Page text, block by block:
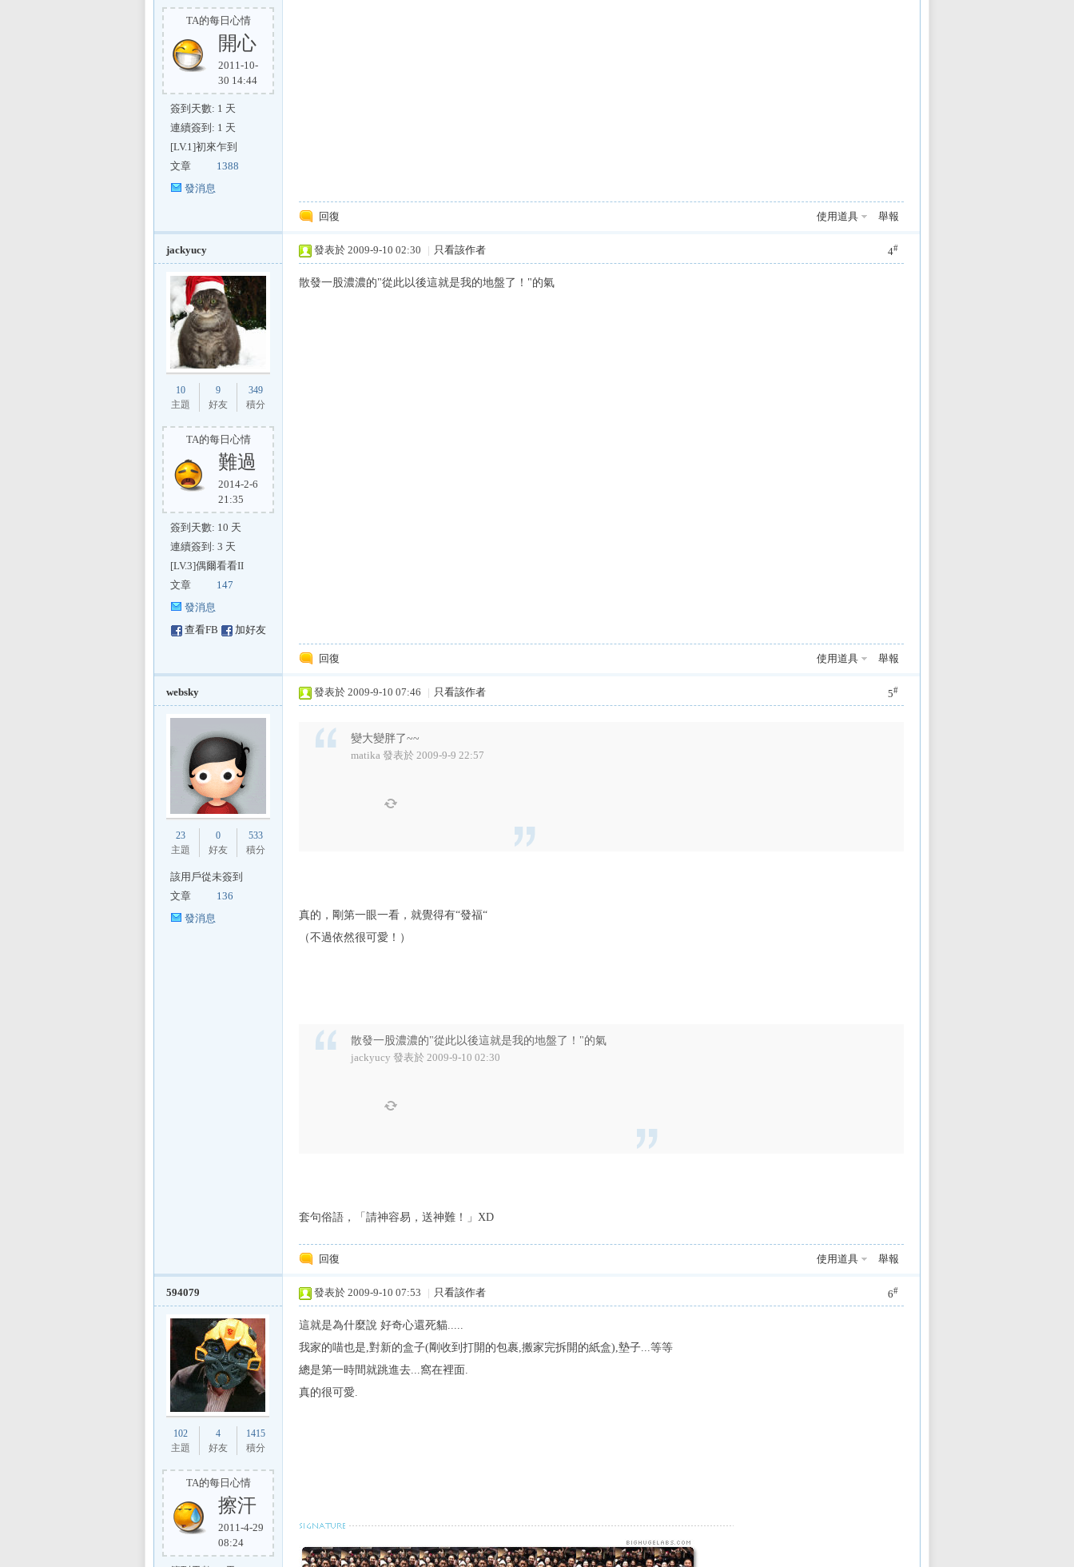
區
TA的每日心情
開心
2011-10-
30 14:44
簽到天數: 1 天
連續簽到: 1 天
[LV.1]初來乍到
文章
1388
發消息
回復 使用道具 舉報
jackyucy
10
主題
9
好友
349
積分
TA的每日心情
難過
2014-2-6
21:35
簽到天數: 10 天
連續簽到: 3 天
[LV.3]偶爾看看II
文章
147
發消息
查看FB
加好友
4#
發表於 2009-9-10 02:30 | 只看該作者
散發一股濃濃的"從此以後這就是我的地盤了！"的氣
回復 使用道具 舉報
websky
23
主題
0
好友
533
積分
該用戶從未簽到
文章
136
發消息
5#
發表於 2009-9-10 07:46 | 只看該作者
變大變胖了~~
matika 發表於 2009-9-9 22:57
真的，剛第一眼一看，就覺得有“發福“
（不過依然很可愛！）
散發一股濃濃的"從此以後這就是我的地盤了！"的氣
jackyucy 發表於 2009-9-10 02:30
套句俗語，「請神容易，送神難！」XD
回復 使用道具 舉報
594079
102
主題
4
好友
1415
積分
TA的每日心情
擦汗
2011-4-29
08:24
6#
發表於 2009-9-10 07:53 | 只看該作者
這就是為什麼說 好奇心還死貓.....
我家的喵也是,對新的盒子(剛收到打開的包裹,搬家完拆開的紙盒),墊子...等等
總是第一時間就跳進去...窩在裡面.
真的很可愛.